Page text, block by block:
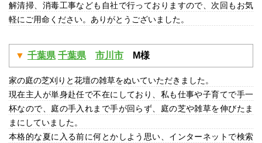
解清掃、消毒工事なども自社で行っておりますので、次回もお気
軽にご用命ください。ありがとうございました。
千葉県 千葉県 市川市 M様
家の庭の芝刈りと花壇の雑草をぬいていただきました。
現在主人が単身赴任で不在にしており、私も仕事や子育てで手一
杯なので、庭の手入れまで手が回らず、庭の芝や雑草を伸びたま
まにしていました。
本格的な夏に入る前に何とかしよう思い、インターネットで検索